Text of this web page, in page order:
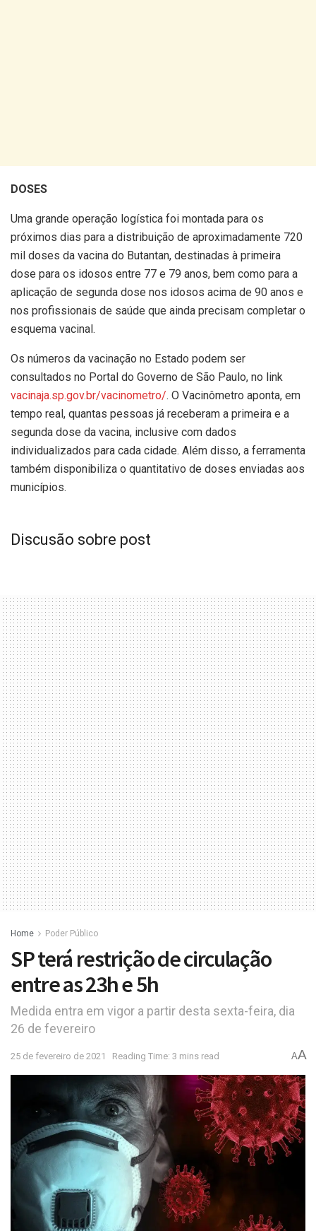
DOSES
Uma grande operação logística foi montada para os
próximos dias para a distribuição de aproximadamente 720
mil doses da vacina do Butantan, destinadas à primeira
dose para os idosos entre 77 e 79 anos, bem como para a
aplicação de segunda dose nos idosos acima de 90 anos e
nos profissionais de saúde que ainda precisam completar o
esquema vacinal.
Os números da vacinação no Estado podem ser
consultados no Portal do Governo de São Paulo, no link
vacinaja.sp.gov.br/vacinometro/. O Vacinômetro aponta, em
tempo real, quantas pessoas já receberam a primeira e a
segunda dose da vacina, inclusive com dados
individualizados para cada cidade. Além disso, a ferramenta
também disponibiliza o quantitativo de doses enviadas aos
municípios.
Discusão sobre post
Home Poder Público
SP terá restrição de circulação
entre as 23h e 5h
Medida entra em vigor a partir desta sexta-feira, dia
26 de fevereiro
25 de fevereiro de 2021 Reading Time: 3 mins read AA